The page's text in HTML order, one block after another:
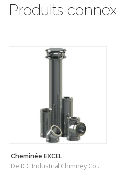
Produits
Cheminée EXCEL
De ICC Industrial Chimney Company Inc.